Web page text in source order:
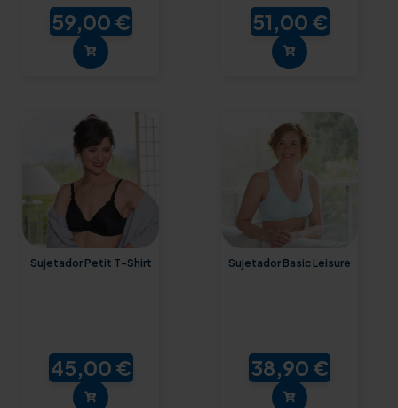
59,00 € 51,00 €
Sujetador Petit T-Shirt
45,00 €
Sujetador Basic Leisure
38,90 €